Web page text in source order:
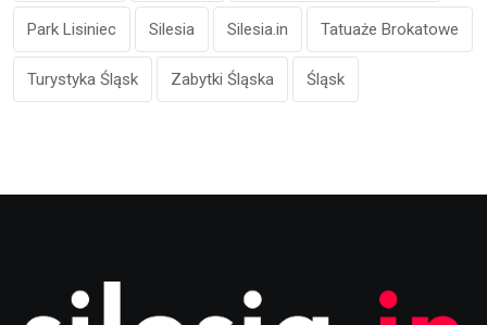
Park Lisiniec Silesia Silesia.in Tatuaże Brokatowe
Turystyka Śląsk Zabytki Śląska Śląsk